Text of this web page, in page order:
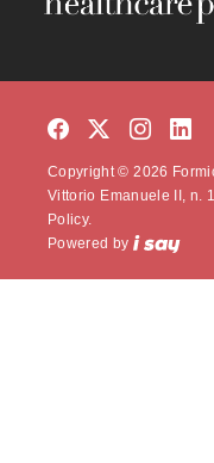
Copyright © 2026
Vittorio Emanuele II, n.
Policy.
Powered by